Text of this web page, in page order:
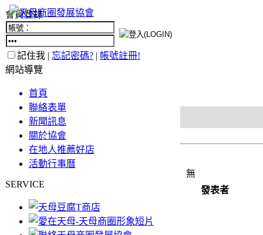
會員登錄
記住我 | 忘記密碼? | 帳號註冊!
網站導覽
首頁
聯絡表單
新聞訊息
關於協會
在地人推薦好店
活動行事曆
SERVICE
無
發表者